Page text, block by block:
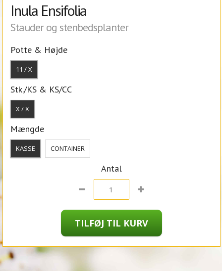
Inula Ensifolia
Stauder og stenbedsplanter
Potte & Højde
11 / X
Stk./KS & KS/CC
X / X
Mængde
KASSE CONTAINER
Antal